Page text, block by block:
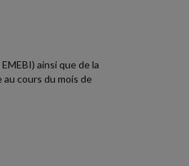
ainsi que de la
cours du mois de